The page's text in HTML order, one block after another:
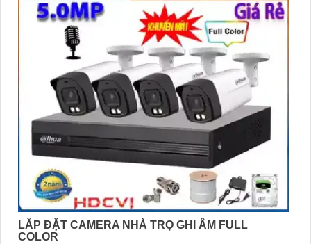
LẮP ĐẶT CAMERA NHÀ TRỌ GHI ÂM FULL
COLOR